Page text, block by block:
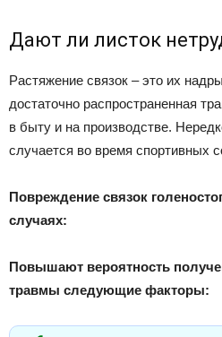
Дают ли листок
Растяжение связок – это их
достаточно распространенная
в быту и на производстве.
случается во время спортивных
Повреждение связок
случаях:
Повышают вероятность
травмы следующие факторы: